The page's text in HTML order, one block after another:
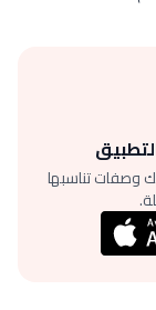
وصفات تناسبها